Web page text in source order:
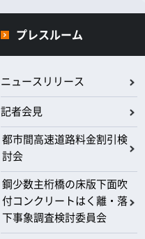
プレスルーム
ニュースリリース
記者会見
都市間高速道路料金割引検
討会
鋼少数主桁橋の床版下面吹
付コンクリートはく離・落
下事象調査検討委員会